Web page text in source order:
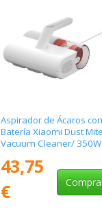
Aspirador de Ácaros con
Batería Xiaomi Dust
Vacuum Cleaner/ 350W
43,75
€